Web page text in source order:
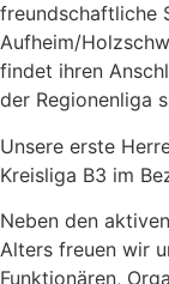
freundschaftliche
Aufheim/
findet ihren
der Regionenliga
Unsere erste
Kreisliga B3 im
Neben den
Alters freuen wir
Funktionären,